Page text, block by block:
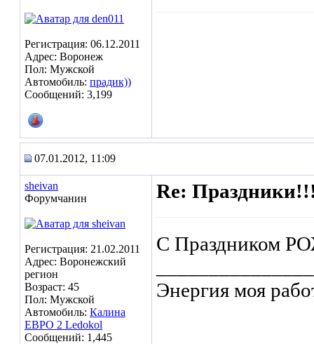
Регистрация: 06.12.2011
Адрес: Воронеж
Пол: Мужской
Автомобиль: прадик))
Сообщений: 3,199
07.01.2012, 11:09
sheivan
Форумчанин
Регистрация: 21.02.2011
Адрес: Воронежский
регион
Возраст: 45
Пол: Мужской
Автомобиль: Калина
ЕВРО 2 Ledokol
Сообщений: 1,445
Re:
С Праздником
Энергия моя